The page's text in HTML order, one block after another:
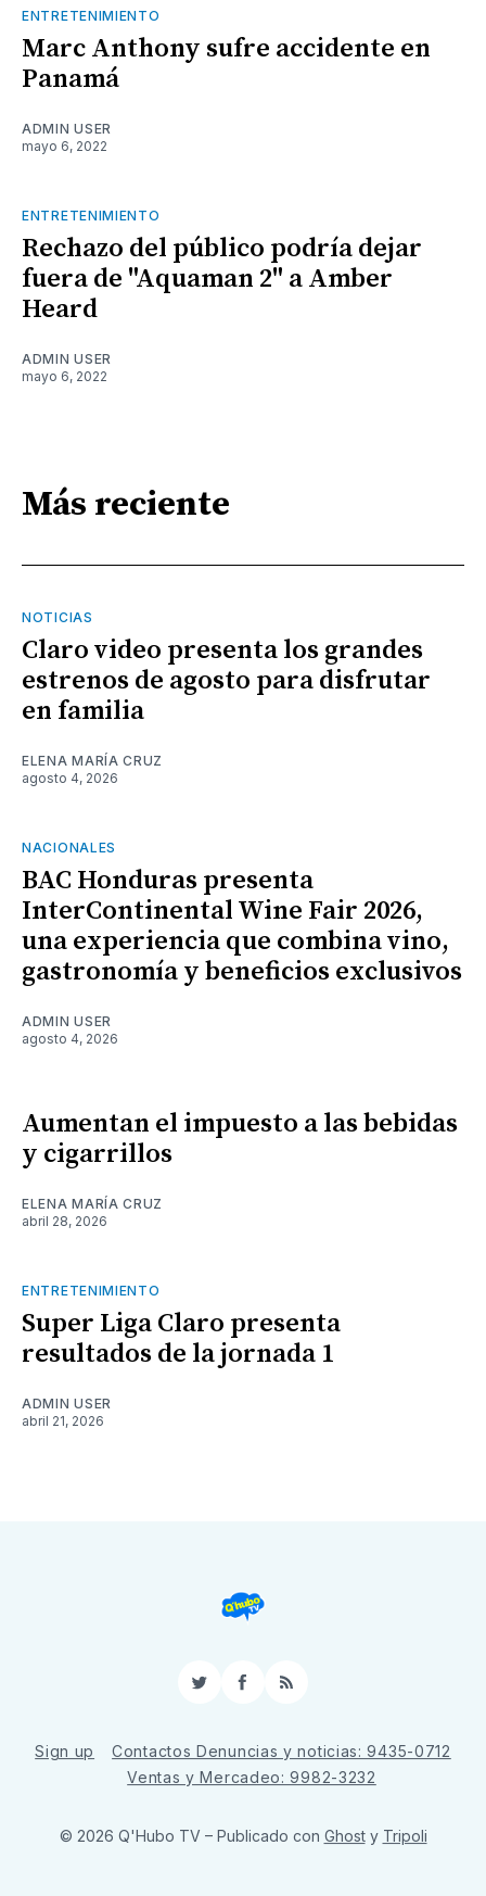
ENTRETENIMIENTO
Marc Anthony sufre accidente en
Panamá
ADMIN USER
mayo 6, 2022
ENTRETENIMIENTO
Rechazo del público podría dejar
fuera de "Aquaman 2" a Amber
Heard
ADMIN USER
mayo 6, 2022
Más reciente
NOTICIAS
Claro video presenta los grandes
estrenos de agosto para disfrutar
en familia
ELENA MARÍA CRUZ
agosto 4, 2026
NACIONALES
BAC Honduras presenta
InterContinental Wine Fair 2026,
una experiencia que combina vino,
gastronomía y beneficios exclusivos
ADMIN USER
agosto 4, 2026
Aumentan el impuesto a las bebidas
y cigarrillos
ELENA MARÍA CRUZ
abril 28, 2026
ENTRETENIMIENTO
Super Liga Claro presenta
resultados de la jornada 1
ADMIN USER
abril 21, 2026
TwitterFacebook
RSS
Sign up
Contactos Denuncias y noticias: 9435-0712
Ventas y Mercadeo: 9982-3232
© 2026 Q'Hubo TV – Publicado con Ghosty Tripoli